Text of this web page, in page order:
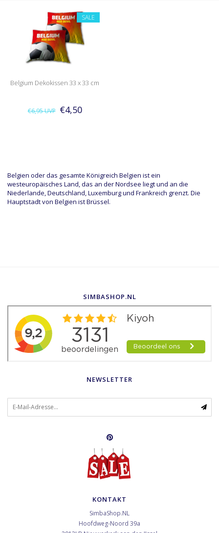
SALE
Belgium Dekokissen 33 x 33 cm
€6,95UVP €4,50
Belgien oder das gesamte Königreich Belgien ist ein
westeuropäisches Land, das an der Nordsee liegt und an die
Niederlande, Deutschland, Luxemburg und Frankreich grenzt. Die
Hauptstadt von Belgien ist Brüssel.
SIMBASHOP.NL
NEWSLETTER
KONTAKT
SimbaShop.NL
Hoofdweg-Noord 39a